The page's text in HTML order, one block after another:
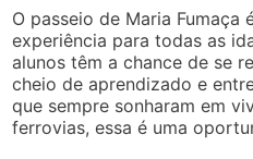
O passeio de Maria Fumaça
experiência para todas as
alunos têm a chance de se
cheio de aprendizado e
que sempre sonharam em
ferrovias, essa é uma